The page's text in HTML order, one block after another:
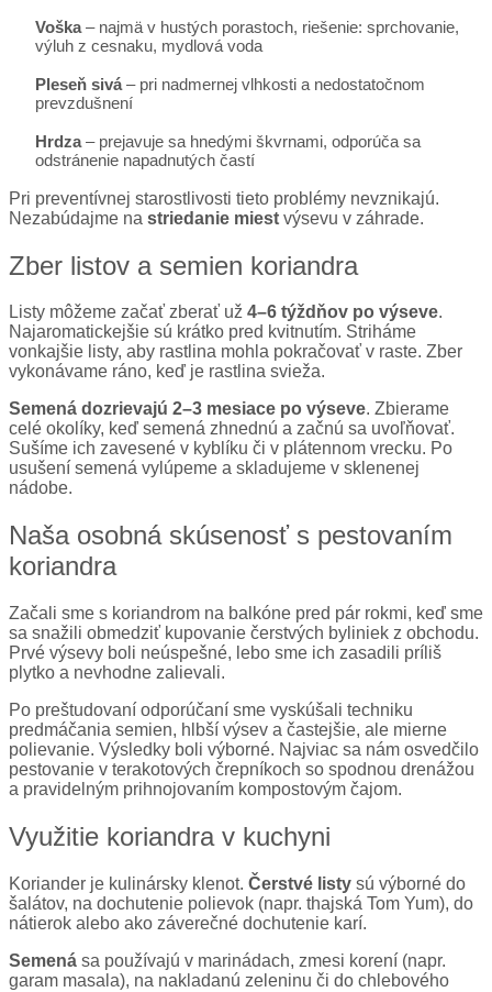
Voška– najmä v hustých porastoch, riešenie: sprchovanie,
výluh z cesnaku, mydlová voda
Pleseň sivá – pri nadmernej vlhkosti a nedostatočnom
prevzdušnení
Hrdza– prejavuje sa hnedými škvrnami, odporúča sa
odstránenie napadnutých častí
Pri preventívnej starostlivosti tieto problémy nevznikajú.
Nezabúdajme na striedanie miest výsevu v záhrade.
Zber listov a semien koriandra
Listy môžeme začať zberať už 4–6 týždňov po výseve.
Najaromatickejšie sú krátko pred kvitnutím. Striháme
vonkajšie listy, aby rastlina mohla pokračovať v raste. Zber
vykonávame ráno, keď je rastlina svieža.
Semená dozrievajú 2–3 mesiace po výseve. Zbierame
celé okolíky, keď semená zhnednú a začnú sa uvoľňovať.
Sušíme ich zavesené v kyblíku či v plátennom vrecku. Po
usušení semená vylúpeme a skladujeme v sklenenej
nádobe.
Naša osobná skúsenosť s pestovaním
koriandra
Začali sme s koriandrom na balkóne pred pár rokmi, keď sme
sa snažili obmedziť kupovanie čerstvých byliniek z obchodu.
Prvé výsevy boli neúspešné, lebo sme ich zasadili príliš
plytko a nevhodne zalievali.
Po preštudovaní odporúčaní sme vyskúšali techniku
predmáčania semien, hlbší výsev a častejšie, ale mierne
polievanie. Výsledky boli výborné. Najviac sa nám osvedčilo
pestovanie v terakotových črepníkoch so spodnou drenážou
a pravidelným prihnojovaním kompostovým čajom.
Využitie koriandra v kuchyni
Koriander je kulinársky klenot. Čerstvé listy sú výborné do
šalátov, na dochutenie polievok (napr. thajská Tom Yum), do
nátierok alebo ako záverečné dochutenie karí.
Semená sa používajú v marinádach, zmesi korení (napr.
garam masala), na nakladanú zeleninu či do chlebového